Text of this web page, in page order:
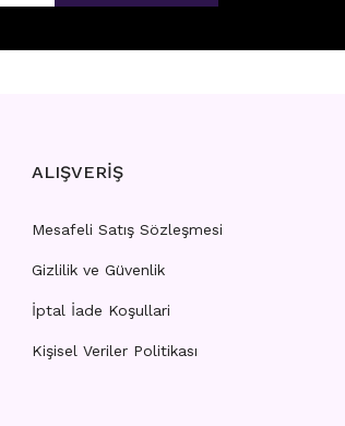
Fiyatları görebilmek içinüye girişi yapınız.
G16 - TRAGUS
Fiyatları görebilmek için
ALIŞVERİŞ
Mesafeli Satış Sözleşmesi
Gizlilik ve Güvenlik
İptal İade Koşullari
Kişisel Veriler Politikası